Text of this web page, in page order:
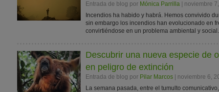
Entrada de blog por Mónica Parrilla | noviembre
Incendios ha habido y habrá. Hemos convivido
sin embargo los incendios han evolucionado en
convirtiéndose en un problema ambiental y
Descubrir una nueva especie de
en peligro de extinción
Entrada de blog por Pilar Marcos | noviembre 6,
La semana pasada, entre el tumulto